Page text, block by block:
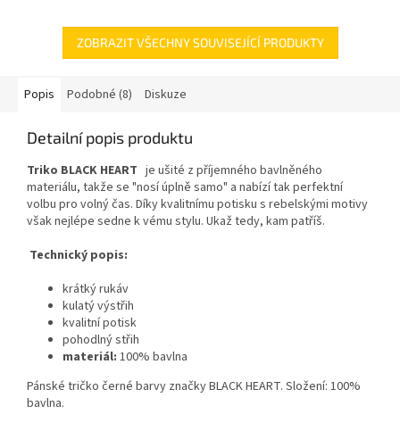
ZOBRAZIT VŠECHNY SOUVISEJÍCÍ PRODUKTY
Popis Podobné (8) Diskuze
Detailní popis produktu
Triko BLACK HEART je ušité z příjemného bavlněného
materiálu, takže se "nosí úplně samo" a nabízí tak perfektní
volbu pro volný čas. Díky kvalitnímu potisku s rebelskými motivy
však nejlépe sedne k vému stylu. Ukaž tedy, kam patříš.
Technický popis:
krátký rukáv
kulatý výstřih
kvalitní potisk
pohodlný střih
materiál: 100% bavlna
Pánské tričko černé barvy značky BLACK HEART. Složení: 100%
bavlna.